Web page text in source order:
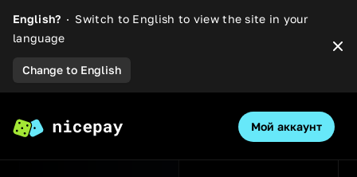
English?
Switch to English to view the site in your
language
Change to English
Мой аккаунт